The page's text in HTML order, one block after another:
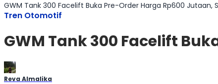
GWM Tank 300 Facelift Buka Pre-Order Harga Rp600 Jutaan,
Tren Otomotif
GWM Tank 300 Facelift
Reva Almalika